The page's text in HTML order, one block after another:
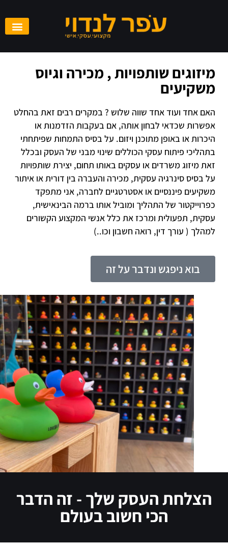
מיזוגים שותפויות , מכירה וגיוס
משקיעים
האם אחד ועוד אחד שווה שלוש ? במקרים רבים זאת בהחלט
אפשרות שכדאי לבחון אותה, אם בעקבות הזדמנות או
היכרות או באופן מתוכנן ויזום. על בסיס התמחות שפיתחתי
בתהליכי פיתוח עסקי הכוללים שינוי מבני של העסק ובכלל
זאת מיזוג משרדים או עסקים באותו תחום, יצירת שותפויות
על בסיס סינרגיה עסקית, מכירה והעברה בין דורית או איתור
משקיעים פיננסיים או אסטרטגיים לחברה, אני מתפקד
כפרוייקטור של התהליך ומוביל אותו ברמה הבינאישית,
עסקית, תפעולית ומרכז את כלל אנשי המקצוע הקשורים
למהלך ( עורך דין, רואה חשבון וכו..)
בוא ניפגש ונדבר על זה
הצלחת העסק שלך - זה הדבר
הכי חשוב בעולם